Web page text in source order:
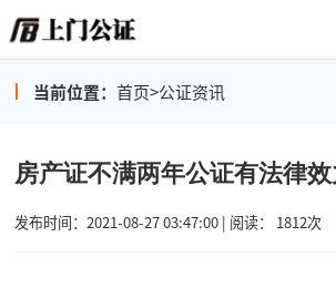
当前位置： 首页>公证资讯
房产证不满两年公证有法律效
发布时间：2021-08-27 03:47:00 | 阅读： 1812次